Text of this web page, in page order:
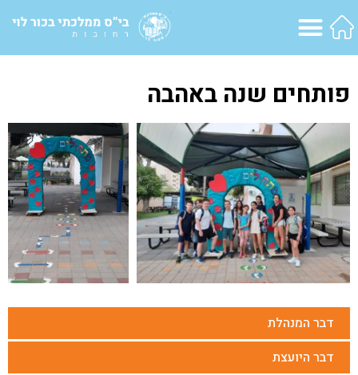
דבר המנהלת
דבר היועצת
פותחים שנה באהבה